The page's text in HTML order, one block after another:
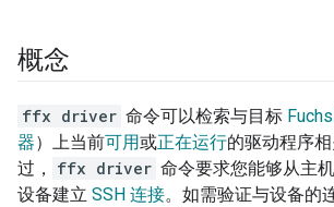
概念
ffx driver 命令可以检索与目标
器）上当前可用或正在运行的驱动程序
过，
ffx driver 命令要求您能够从主
设备建立 SSH 连接。如需验证与设备的